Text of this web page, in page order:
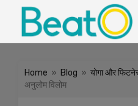
Home » Blog » योगा और
अनुलोम विलोम